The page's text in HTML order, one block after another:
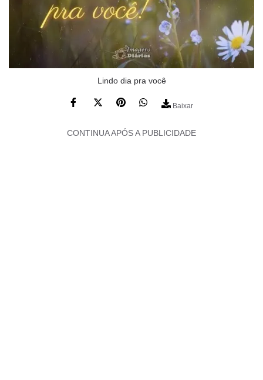
Lindo dia pra você
Baixar
CONTINUA APÓS A PUBLICIDADE